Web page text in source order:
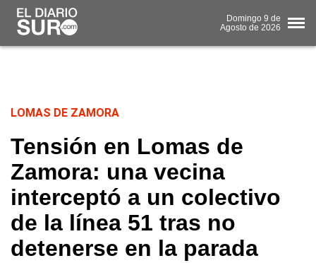
Domingo 9 de
Agosto de 2026
LOMAS DE ZAMORA
Tensión en Lomas de
Zamora: una vecina
interceptó a un colectivo
de la línea 51 tras no
detenerse en la parada